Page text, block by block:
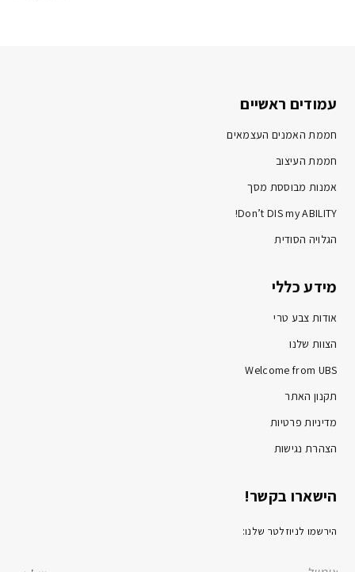
עמודים ראשיים
חממת האמנים העצמאים
חממת העיצוב
אמנות מבוססת מסך
Don’t DIS my ABILITY!
הגלויה הסודית
מידע כללי
אודות צבע טרי
הצוות שלנו
Welcome from UBS
תקנון האתר
מדיניות פרטיות
הצהרת נגישות
הישארו בקשר!
הירשמו לניוזלטר שלנו: